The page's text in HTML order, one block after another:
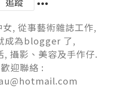
, 從事藝術雜誌工作,
成為blogger 了,
, 攝影、美容及手作仔.
歡迎聯絡 :